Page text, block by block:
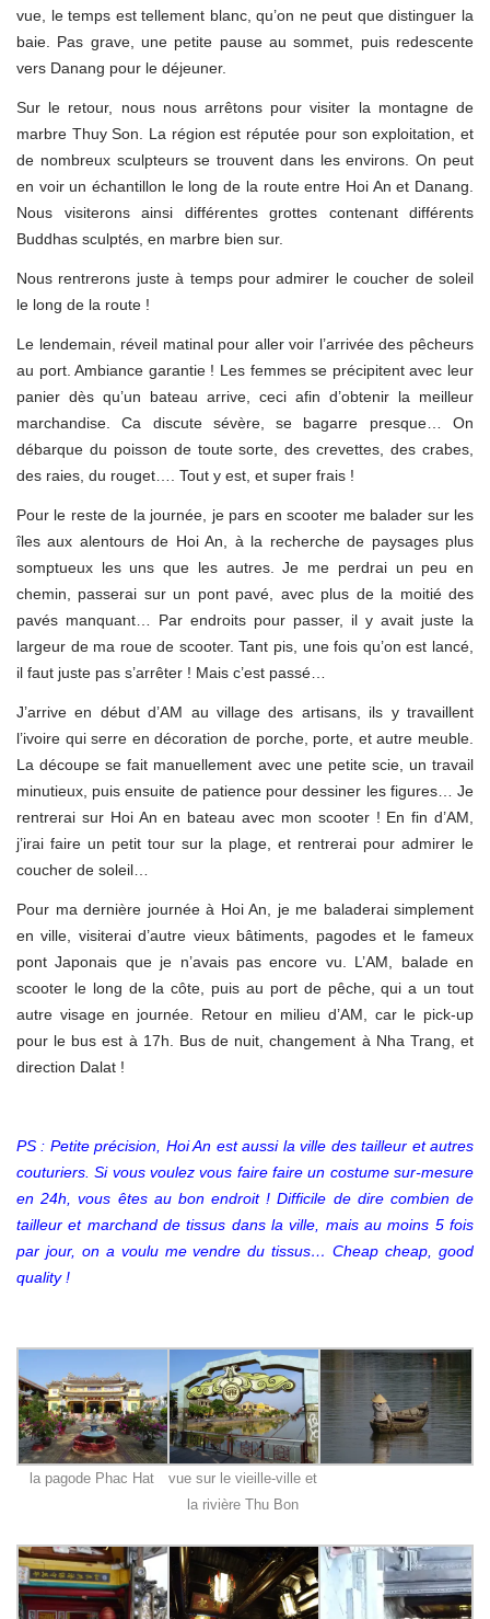
vue, le temps est tellement blanc, qu’on ne peut que distinguer la
baie. Pas grave, une petite pause au sommet, puis redescente
vers Danang pour le déjeuner.
Sur le retour, nous nous arrêtons pour visiter la montagne de
marbre Thuy Son. La région est réputée pour son exploitation, et
de nombreux sculpteurs se trouvent dans les environs. On peut
en voir un échantillon le long de la route entre Hoi An et Danang.
Nous visiterons ainsi différentes grottes contenant différents
Buddhas sculptés, en marbre bien sur.
Nous rentrerons juste à temps pour admirer le coucher de soleil
le long de la route !
Le lendemain, réveil matinal pour aller voir l’arrivée des pêcheurs
au port. Ambiance garantie ! Les femmes se précipitent avec leur
panier dès qu’un bateau arrive, ceci afin d’obtenir la meilleur
marchandise. Ca discute sévère, se bagarre presque… On
débarque du poisson de toute sorte, des crevettes, des crabes,
des raies, du rouget…. Tout y est, et super frais !
Pour le reste de la journée, je pars en scooter me balader sur les
îles aux alentours de Hoi An, à la recherche de paysages plus
somptueux les uns que les autres. Je me perdrai un peu en
chemin, passerai sur un pont pavé, avec plus de la moitié des
pavés manquant… Par endroits pour passer, il y avait juste la
largeur de ma roue de scooter. Tant pis, une fois qu’on est lancé,
il faut juste pas s’arrêter ! Mais c’est passé…
J’arrive en début d’AM au village des artisans, ils y travaillent
l’ivoire qui serre en décoration de porche, porte, et autre meuble.
La découpe se fait manuellement avec une petite scie, un travail
minutieux, puis ensuite de patience pour dessiner les figures… Je
rentrerai sur Hoi An en bateau avec mon scooter ! En fin d’AM,
j’irai faire un petit tour sur la plage, et rentrerai pour admirer le
coucher de soleil…
Pour ma dernière journée à Hoi An, je me baladerai simplement
en ville, visiterai d’autre vieux bâtiments, pagodes et le fameux
pont Japonais que je n’avais pas encore vu. L’AM, balade en
scooter le long de la côte, puis au port de pêche, qui a un tout
autre visage en journée. Retour en milieu d’AM, car le pick-up
pour le bus est à 17h. Bus de nuit, changement à Nha Trang, et
direction Dalat !
PS : Petite précision, Hoi An est aussi la ville des tailleur et autres
couturiers. Si vous voulez vous faire faire un costume sur-mesure
en 24h, vous êtes au bon endroit ! Difficile de dire combien de
tailleur et marchand de tissus dans la ville, mais au moins 5 fois
par jour, on a voulu me vendre du tissus… Cheap cheap, good
quality !
la pagode Phac Hat
vue sur le vieille-ville et
la rivière Thu Bon